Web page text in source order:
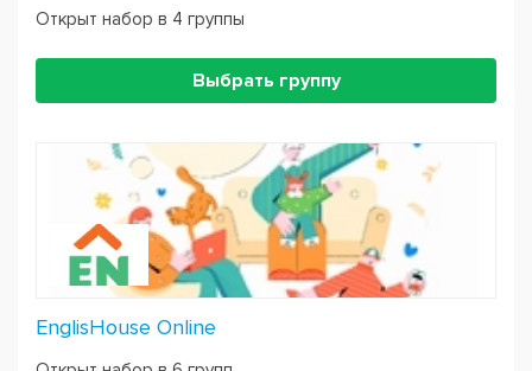
Открыт набор в 4 группы
Выбрать группу
EnglisHouse Online